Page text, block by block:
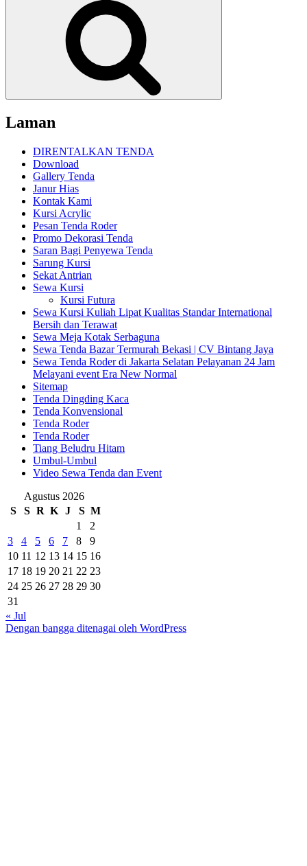
Laman
DIRENTALKAN TENDA
Download
Gallery Tenda
Janur Hias
Kontak Kami
Kursi Acrylic
Pesan Tenda Roder
Promo Dekorasi Tenda
Saran Bagi Penyewa Tenda
Sarung Kursi
Sekat Antrian
Sewa Kursi
Kursi Futura
Sewa Kursi Kuliah Lipat Kualitas Standar International
Bersih dan Terawat
Sewa Meja Kotak Serbaguna
Sewa Tenda Bazar Termurah Bekasi | CV Bintang Jaya
Sewa Tenda Roder di Jakarta Selatan Pelayanan 24 Jam
Melayani event Era New Normal
Sitemap
Tenda Dingding Kaca
Tenda Konvensional
Tenda Roder
Tenda Roder
Tiang Beludru Hitam
Umbul-Umbul
Video Sewa Tenda dan Event
Agustus 2026
S
S R K J S M
1
2
3
4 5 6 7 8
9
10 11 12 13 14 15 16
17 18 19 20 21 22 23
24 25 26 27 28 29 30
31
« Jul
Dengan bangga ditenagai oleh WordPress